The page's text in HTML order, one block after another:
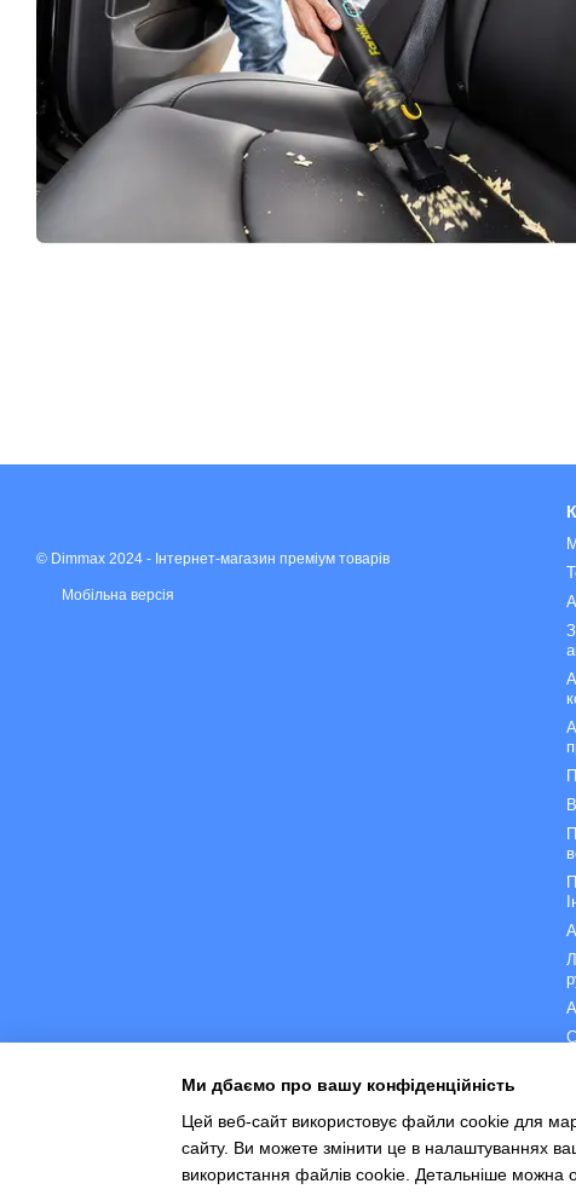
© Dimmax 2024 - Інтернет-магазин преміум товарів
Мобільна версія
Ми дбаємо про вашу конфіденційність
Цей веб-сайт використовує файли cookie для
сайту. Ви можете змінити це в налаштуваннях
використання файлів cookie. Детальніше можна